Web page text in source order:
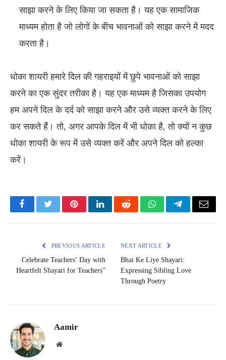
साझा करने के लिए किया जा सकता है। यह एक सामाजिक
माध्यम होता है जो लोगों के बीच भावनाओं को साझा करने में मदद
करता है।
धोका शायरी हमारे दिल की गहराइयों में छुपे भावनाओं को साझा
करने का एक सुंदर तरीका है। यह एक माध्यम है जिसका उपयोग
हम अपने दिल के दर्द को साझा करने और उसे व्यक्त करने के लिए
कर सकते हैं। तो, अगर आपके दिल में भी धोका है, तो क्यों न कुछ
धोका शायरी के रूप में उसे व्यक्त करें और अपने दिल को हल्का
करें।
FacebookTwitterPinterestLinkedInRedditWhatsAppTelegramEmail
PREVIOUS ARTICLE
Celebrate Teachers’ Day with
Heartfelt Shayari for Teachers”
NEXT ARTICLE
Bhai Ke Liye Shayari:
Expressing Sibling Love
Through Poetry
Aamir
Website